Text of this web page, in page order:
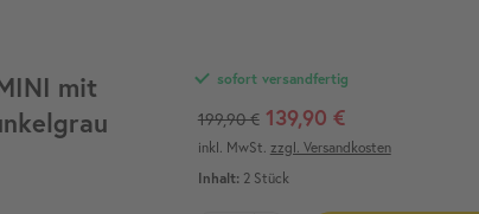
mit
sofort versandfertig
199,90 € 139,90 €
inkl. MwSt. zzgl. Versandkosten
Inhalt: 2 Stück